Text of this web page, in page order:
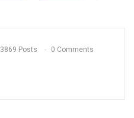
3869 Posts 0 Comments